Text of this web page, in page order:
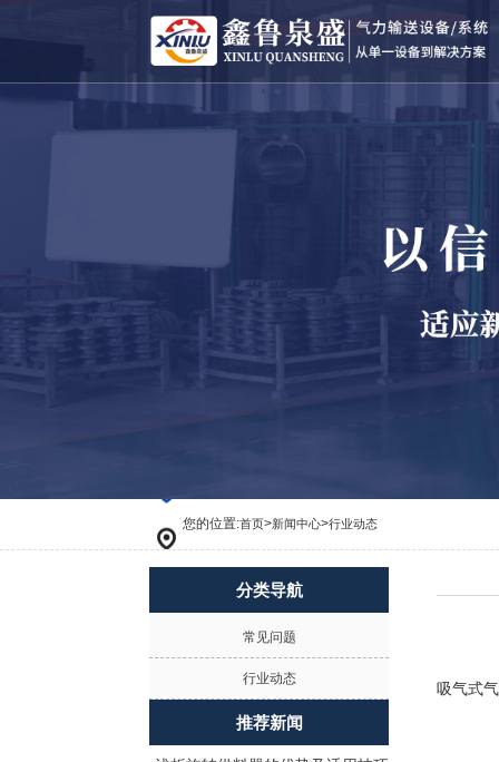
您的位置:首页>新闻中心>行业动态
分类导航
常见问题
行业动态
推荐新闻
吸气式